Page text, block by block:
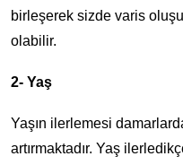
birleşerek sizde varis
olabilir.
2- Yaş
Yaşın ilerlemesi
artırmaktadır. Yaş